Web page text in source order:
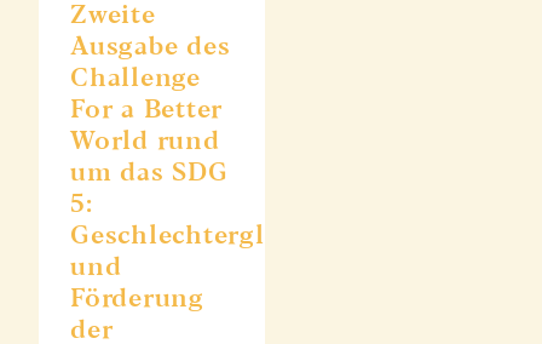
Zweite
Ausgabe des
Challenge
For a Better
World rund
um das SDG
5:
Geschlechtergleichstellung
und
Förderung
der